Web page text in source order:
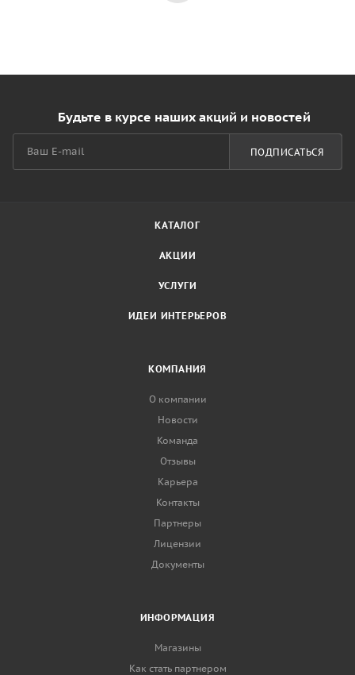
Будьте в курсе наших акций и новостей
ПОДПИСАТЬСЯ
КАТАЛОГ
АКЦИИ
УСЛУГИ
ИДЕИ ИНТЕРЬЕРОВ
КОМПАНИЯ
О компании
Новости
Команда
Отзывы
Карьера
Контакты
Партнеры
Лицензии
Документы
ИНФОРМАЦИЯ
Магазины
Как стать партнером